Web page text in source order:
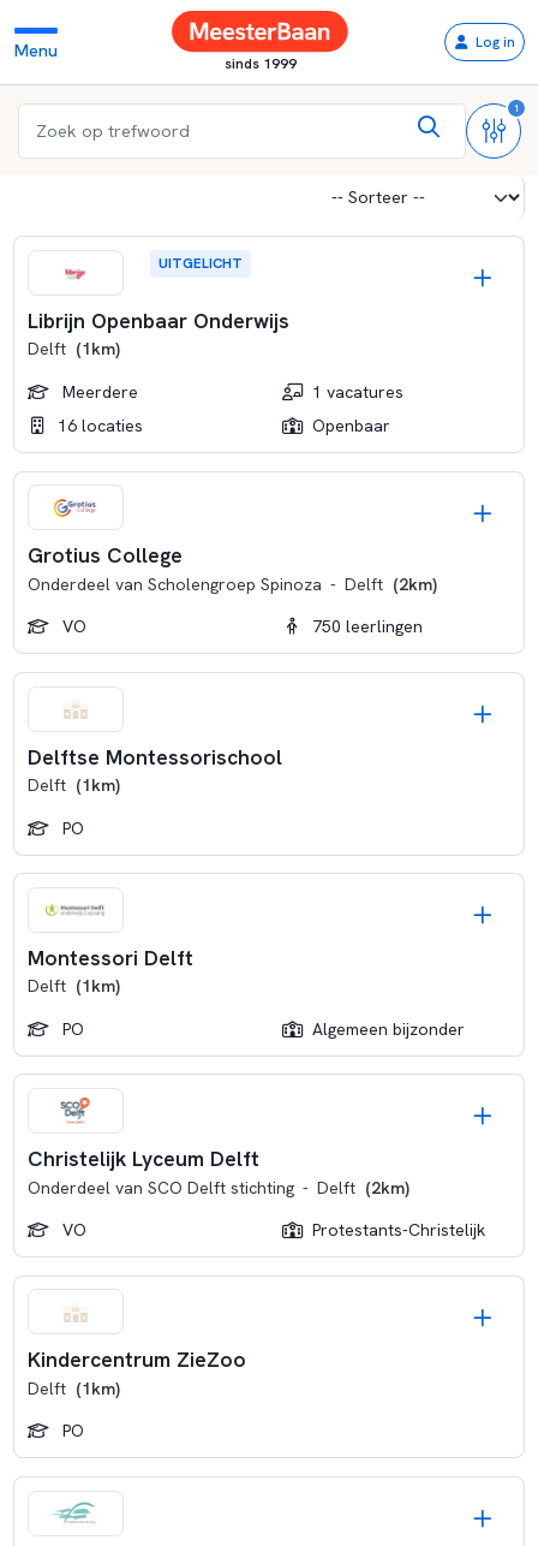
Menu
sinds 1999
Log in
1
UITGELICHT
Librijn Openbaar Onderwijs
Delft (1km)
Meerdere
1 vacatures
16 locaties
Openbaar
Grotius College
Onderdeel van Scholengroep Spinoza - Delft (2km)
VO
750 leerlingen
Delftse Montessorischool
Delft (1km)
PO
Montessori Delft
Delft (1km)
PO
Algemeen bijzonder
Christelijk Lyceum Delft
Onderdeel van SCO Delft stichting - Delft (2km)
VO
Protestants-Christelijk
Kindercentrum ZieZoo
Delft (1km)
PO